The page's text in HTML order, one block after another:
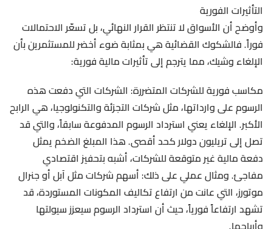
التأثيرات الفورية
وأوضح أن الأسواق لا تنتظر القرار النهائي، بل تسعّر الاحتمالات
فوراً. فالشكوك القضائية هي بمثابة ضوء أخضر للمستثمرين بأن
الإلغاء وشيك، مما يترجم إلى تأثيرات مالية فورية:
مكاسب فورية للشركات المتضررة: الشركات التي دفعت هذه
الرسوم على وارداتها، مثل شركات التجزئة والتكنولوجيا، هي الرابح
الأكبر. الإلغاء يعني استرداد الرسوم المدفوعة سابقاً، والتي قد
تصل إلى تريليون دولار كحد أقصى. هذا المبلغ الضخم يمثل
دفعة مالية غير متوقعة للشركات، أشبه بتحفيز اقتصادي
مفاجئ. ومثال عملي على ذلك: أسهم شركات مثل آبل أو جنرال
موتورز، التي عانت من ارتفاع تكاليف المكونات المستوردة، قد
تشهد ارتفاعاً فورياً، حيث أن استرداد الرسوم سيعزز سيولتها